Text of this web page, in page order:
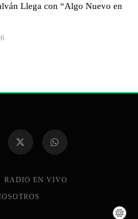
Llega con “Algo Nuevo en
RADIO EN VIVO